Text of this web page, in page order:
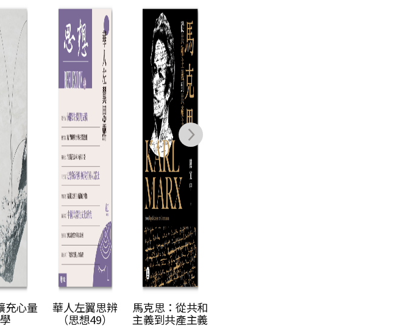
充心量 華人左翼思辨
（思想49）
馬克思：從共和
主義到共產主義